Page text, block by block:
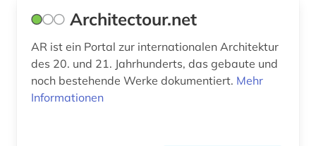
geschichte 300-1500 (1)
geschichtsbild (1)
Architectour.net
AR ist ein Portal zur internationalen Architektur
des 20. und 21. Jahrhunderts, das gebaute und
noch bestehende Werke dokumentiert. Mehr
Informationen